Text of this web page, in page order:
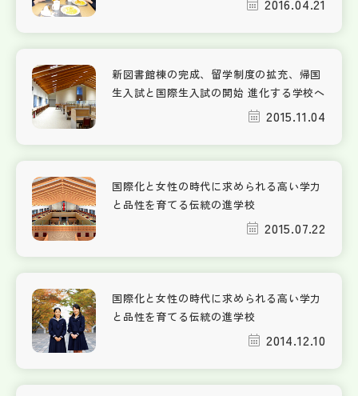
2016.04.21
新図書館棟の完成、留学制度の拡充、帰国
生入試と国際生入試の開始 進化する学校へ
2015.11.04
国際化と女性の時代に求められる高い学力
と品性を育てる伝統の進学校
2015.07.22
国際化と女性の時代に求められる高い学力
と品性を育てる伝統の進学校
2014.12.10